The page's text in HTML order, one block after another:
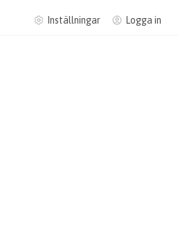
Inställningar Logga in